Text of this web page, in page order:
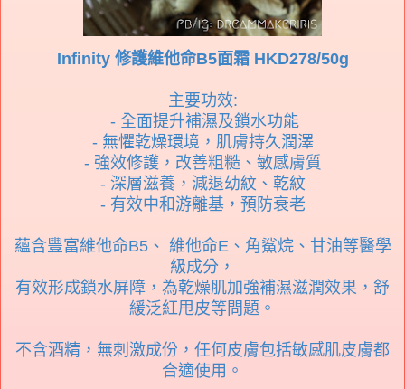
Infinity 修護維他命B5面霜 HKD278/50g
主要功效:
- 全面提升補濕及鎖水功能
- 無懼乾燥環境，肌膚持久潤澤
- 強效修護，改善粗糙、敏感膚質
- 深層滋養，減退幼紋、乾紋
- 有效中和游離基，預防衰老
蘊含豐富維他命B5、 維他命E、角鯊烷、甘油等醫學
級成分，
有效形成鎖水屏障，為乾燥肌加強補濕滋潤效果，舒
緩泛紅甩皮等問題。
不含酒精，無刺激成份，任何皮膚包括敏感肌皮膚都
合適使用。